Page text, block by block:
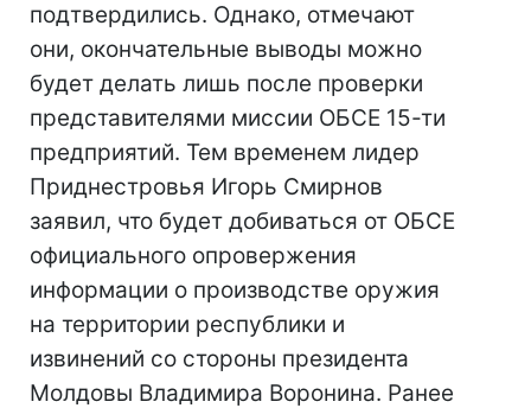
подтвердились. Однако, отмечают
они, окончательные выводы можно
будет делать лишь после проверки
представителями миссии ОБСЕ 15-ти
предприятий. Тем временем лидер
Приднестровья Игорь Смирнов
заявил, что будет добиваться от ОБСЕ
официального опровержения
информации о производстве оружия
на территории республики и
извинений со стороны президента
Молдовы Владимира Воронина. Ранее